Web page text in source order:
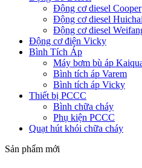
Động cơ diesel Cooper
Động cơ diesel Huichai
Động cơ diesel
Động cơ điện Vicky
Bình Tích Áp
Máy bơm bù áp
Bình tích áp Varem
Bình tích áp Vicky
Thiết bị PCCC
Bình chữa cháy
Phụ kiện PCCC
Quạt hút khói chữa cháy
Sản phẩm mới